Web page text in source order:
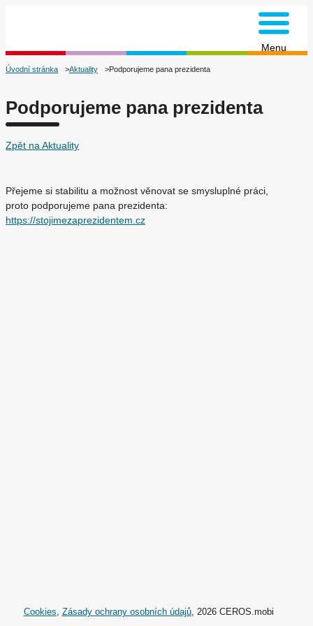
Menu
Úvodní stránka Aktuality Podporujeme pana prezidenta
Podporujeme pana prezidenta
Zpět na Aktuality
Přejeme si stabilitu a možnost věnovat se smysluplné práci,
proto podporujeme pana prezidenta:
https://stojimezaprezidentem.cz
Cookies, Zásady ochrany osobních údajů, 2026 CEROS.mobi